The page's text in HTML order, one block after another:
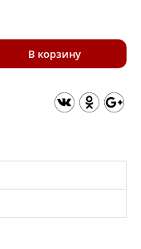
В корзину